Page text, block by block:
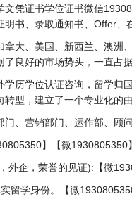
凭证书学位证书微信
书、录取通知书、Offer
大、美国、新西兰、澳洲
良好的市场势头，一直占
历学位认证咨询，留学归
型，建立了一个专业化的
、营销部门、运作部、顾
】【微1930805350】
外企，荣誉的见证):【微
留学身份。【微